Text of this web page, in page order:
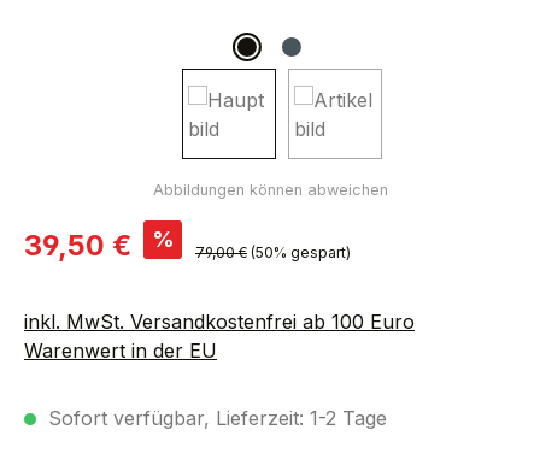
Verkaufspreis:
39,50 € % Regulärer Preis:
79,00 € (50% gespart)
inkl. MwSt. Versandkostenfrei ab 100 Euro
Warenwert in der EU
Sofort verfügbar, Lieferzeit: 1-2 Tage